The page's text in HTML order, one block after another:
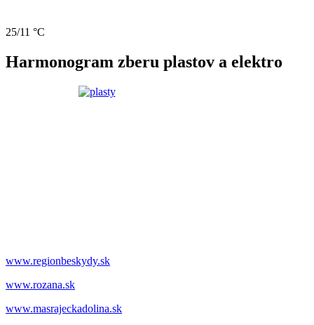
25/11 °C
Harmonogram zberu plastov a elektro
www.regionbeskydy.sk
www.rozana.sk
www.masrajeckadolina.sk